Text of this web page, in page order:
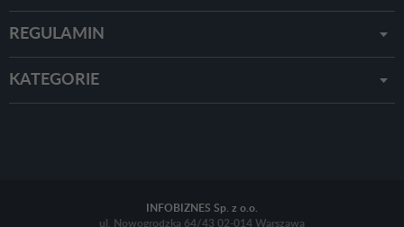
REGULAMIN
KATEGORIE
INFOBIZNES Sp. z o.o.
ul. Nowogrodzka 64/43 02-014 Warszawa